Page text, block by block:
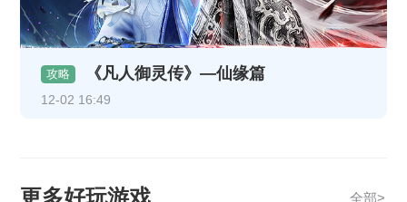
攻略 《凡人御灵传》—仙缘篇
12-02 16:49
全部>